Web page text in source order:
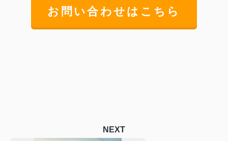
お問い合わせはこちら
NEXT